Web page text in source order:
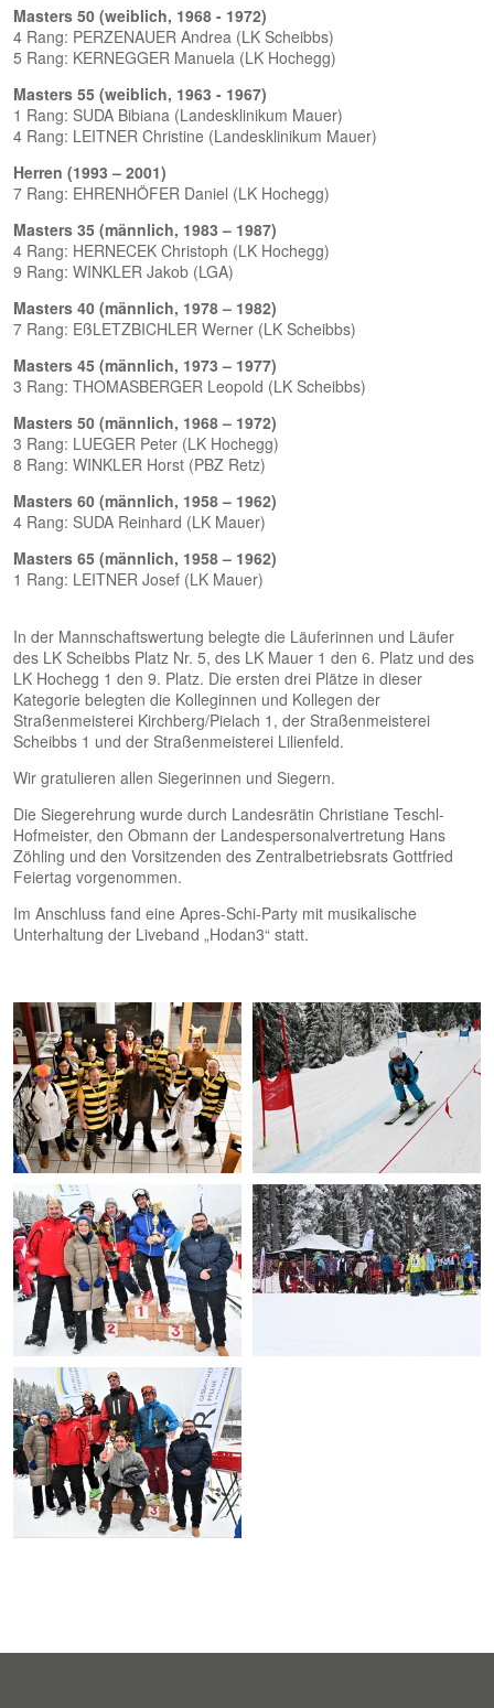
Masters 50 (weiblich, 1968 - 1972)
4 Rang: PERZENAUER Andrea (LK Scheibbs)
5 Rang: KERNEGGER Manuela (LK Hochegg)
Masters 55 (weiblich, 1963 - 1967)
1 Rang: SUDA Bibiana (Landesklinikum Mauer)
4 Rang: LEITNER Christine (Landesklinikum Mauer)
Herren (1993 – 2001)
7 Rang: EHRENHÖFER Daniel (LK Hochegg)
Masters 35 (männlich, 1983 – 1987)
4 Rang: HERNECEK Christoph (LK Hochegg)
9 Rang: WINKLER Jakob (LGA)
Masters 40 (männlich, 1978 – 1982)
7 Rang: EßLETZBICHLER Werner (LK Scheibbs)
Masters 45 (männlich, 1973 – 1977)
3 Rang: THOMASBERGER Leopold (LK Scheibbs)
Masters 50 (männlich, 1968 – 1972)
3 Rang: LUEGER Peter (LK Hochegg)
8 Rang: WINKLER Horst (PBZ Retz)
Masters 60 (männlich, 1958 – 1962)
4 Rang: SUDA Reinhard (LK Mauer)
Masters 65 (männlich, 1958 – 1962)
1 Rang: LEITNER Josef (LK Mauer)
In der Mannschaftswertung belegte die Läuferinnen und Läufer
des LK Scheibbs Platz Nr. 5, des LK Mauer 1 den 6. Platz und des
LK Hochegg 1 den 9. Platz. Die ersten drei Plätze in dieser
Kategorie belegten die Kolleginnen und Kollegen der
Straßenmeisterei Kirchberg/Pielach 1, der Straßenmeisterei
Scheibbs 1 und der Straßenmeisterei Lilienfeld.
Wir gratulieren allen Siegerinnen und Siegern.
Die Siegerehrung wurde durch Landesrätin Christiane Teschl-
Hofmeister, den Obmann der Landespersonalvertretung Hans
Zöhling und den Vorsitzenden des Zentralbetriebsrats Gottfried
Feiertag vorgenommen.
Im Anschluss fand eine Apres-Schi-Party mit musikalische
Unterhaltung der Liveband „Hodan3“ statt.